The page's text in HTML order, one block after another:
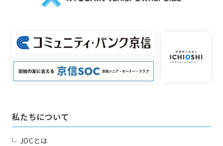
一覧を見る
JJクラブ（ジョギング）
会）
私たちについて
JOCとは